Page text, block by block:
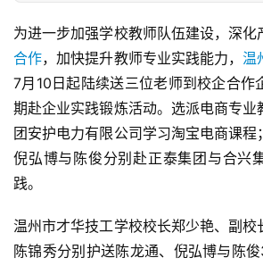
为进一步加强学校教师队伍建设，深化
合作，加快提升教师专业实践能力，温
7月10日起陆续送三位老师到校企合作
期赴企业实践锻炼活动。选派电商专业
团安护电力有限公司学习淘宝电商课
倪弘博与陈俊分别赴正泰集团与合兴
践。
温州市才华技工学校校长郑少艳、副校
陈锦秀分别护送陈龙通、倪弘博与陈